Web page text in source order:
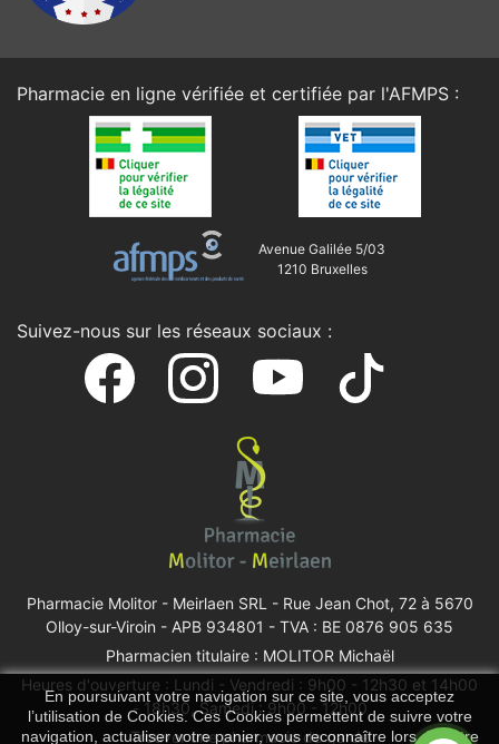
En poursuivant votre navigation sur ce site, vous acceptez
l’utilisation de Cookies. Ces Cookies permettent de suivre votre
navigation, actualiser votre panier, vous reconnaître lors de votre
Pharmacie en ligne vérifiée et certifiée par l'AFMPS :
Avenue Galilée 5/03
1210 Bruxelles
Suivez-nous sur les réseaux sociaux :
Pharmacie Molitor - Meirlaen SRL - Rue Jean Chot, 72 à 5670
Olloy-sur-Viroin - APB 934801 - TVA : BE 0876 905 635
Pharmacien titulaire : MOLITOR Michaël
Heures d'ouverture : Lundi - Vendredi : 9h00 - 12h30 et 14h00
- 18h30, Samedi : 9h00 - 12h00
Trouver une pharmacie de garde